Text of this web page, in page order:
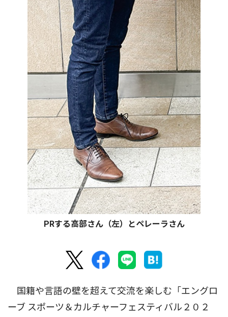
PRする高部さん（左）とペレーラさん
国籍や言語の壁を超えて交流を楽しむ「エングロ
ーブ スポーツ＆カルチャーフェスティバル２０２